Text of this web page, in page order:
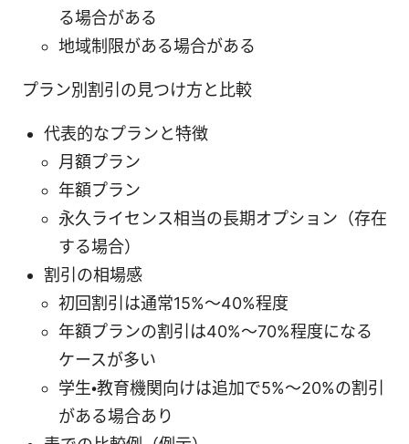
る場合がある
地域制限がある場合がある
プラン別割引の見つけ方と比較
代表的なプランと特徴
月額プラン
年額プラン
永久ライセンス相当の長期オプション（存在
する場合）
割引の相場感
初回割引は通常15%〜40%程度
年額プランの割引は40%〜70%程度になる
ケースが多い
学生・教育機関向けは追加で5%〜20%の割引
がある場合あり